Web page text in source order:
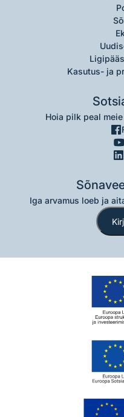
Kasutus- ja
Hoia pilk peal
Iga arvamus loeb ja